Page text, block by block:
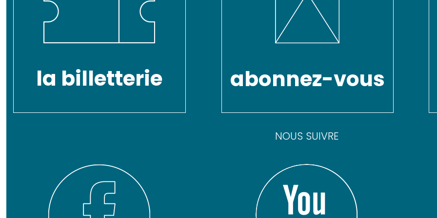
la billetterie abonnez-vous
NOUS SUIVRE